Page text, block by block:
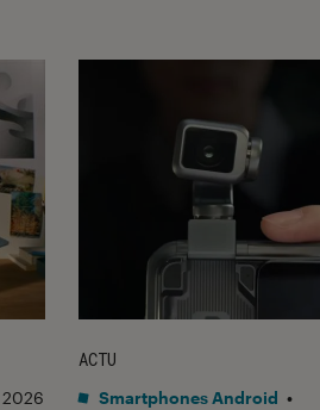
ACTU
Smartphones Android •